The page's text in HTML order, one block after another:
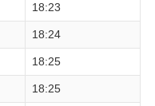
18:23
18:24
18:25
18:25